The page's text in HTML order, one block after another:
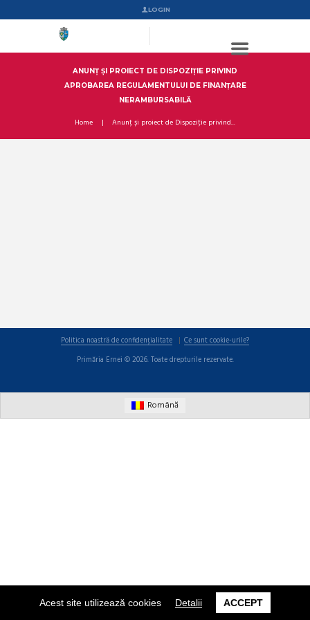
Acest site utilizează cookies Detalii ACCEPT
LOGIN
ANUNȚ ȘI PROIECT DE DISPOZIȚIE PRIVIND
APROBAREA REGULAMENTULUI DE FINANȚARE
NERAMBURSABILĂ
Home Anunț și proiect de Dispoziție privind...
Politica noastră de confidențialitate
Ce sunt cookie-urile?
Primăria Ernei © 2026. Toate drepturile rezervate.
Română